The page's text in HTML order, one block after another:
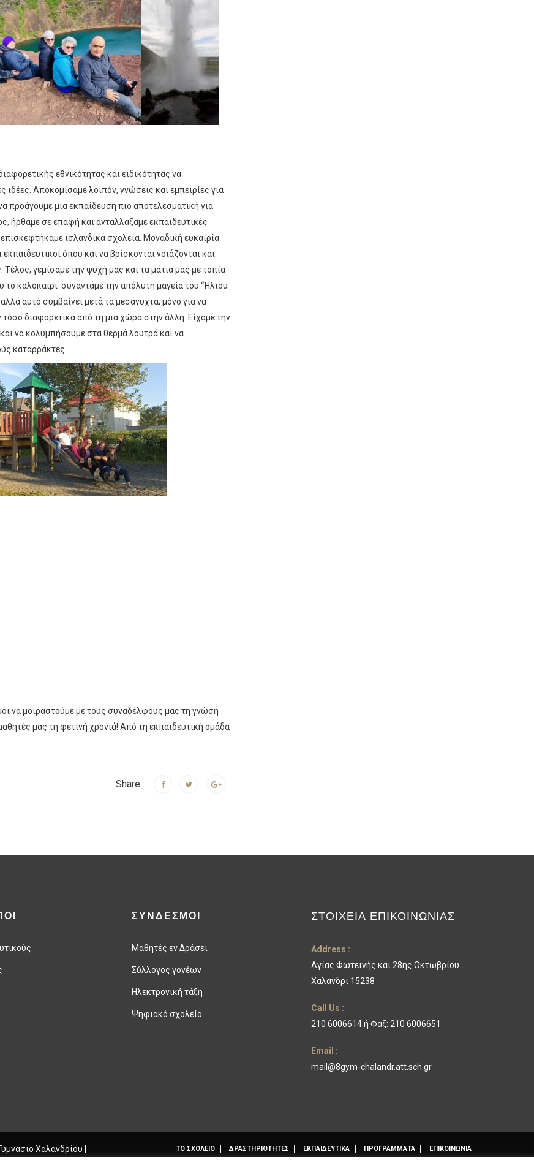
εθνικότητας και ειδικότητας να
Αποκομίσαμε λοιπόν, γνώσεις και εμπειρίες για
μια εκπαίδευση πιο αποτελεσματική για
ήρθαμε σε επαφή και ανταλλάξαμε εκπαιδευτικές
ισλανδικά σχολεία. Μοναδική ευκαιρία
όπου και να βρίσκονται νοιάζονται και
γεμίσαμε την ψυχή μας και τα μάτια μας με τοπία
καλοκαίρι συναντάμε την απόλυτη μαγεία του “Ήλιου
αυτό συμβαίνει μετά τα μεσάνυχτα, μόνο για να
διαφορετικά από τη μια χώρα στην άλλη. Είχαμε την
να κολυμπήσουμε στα θερμά λουτρά και να
καταρράκτες.
να μοιραστούμε με τους συναδέλφους μας τη γνώση
μας τη φετινή χρονιά! Από τη εκπαιδευτική ομάδα
Share :
ΣΥΝΔΕΣΜΟΙ
Μαθητές εν Δράσει
Σύλλογος γονέων
Ηλεκτρονική τάξη
Ψηφιακό σχολείο
ΣΤΟΙΧΕΊΑ ΕΠΙΚΟΙΝΩΝΊΑΣ
Address :
Αγίας Φωτεινής και 28ης Οκτωβρίου
Χαλάνδρι 15238
Call Us :
210 6006614 ή Φαξ: 210 6006651
Email :
mail@8gym-chalandr.att.sch.gr
Χαλανδρίου | ΤΟ ΣΧΟΛΕΙΟ ΔΡΑΣΤΗΡΙΟΤΗΤΕΣ ΕΚΠΑΙΔΕΥΤΙΚΑ ΠΡΟΓΡΑΜΜΑΤΑ ΕΠΙΚΟΙΝΩΝΙΑ